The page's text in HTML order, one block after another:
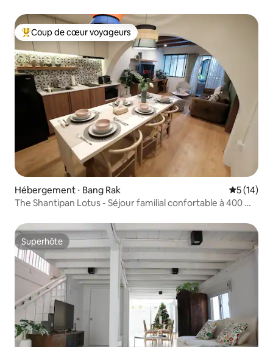
Coups de cœur voyageurs les plus appréciés
Coup de cœur voyageurs
Hébergement ⋅ Bang Rak
5 (14)
The Shantipan Lotus - Séjour familial confortable à 400 m
Superhôte
Superhôte